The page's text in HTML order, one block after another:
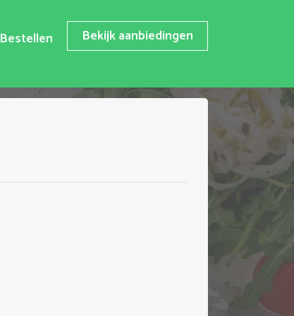
Bestellen Bekijk aanbiedingen